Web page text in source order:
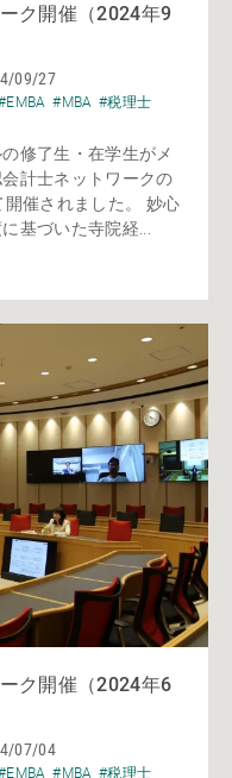
ク開催（2024年9
09/27
#MBA #税理士
修了生・在学生がメ
計士ネットワークの
催されました。 妙心
基づいた寺院経...
ク開催（2024年6
07/04
#MBA #税理士